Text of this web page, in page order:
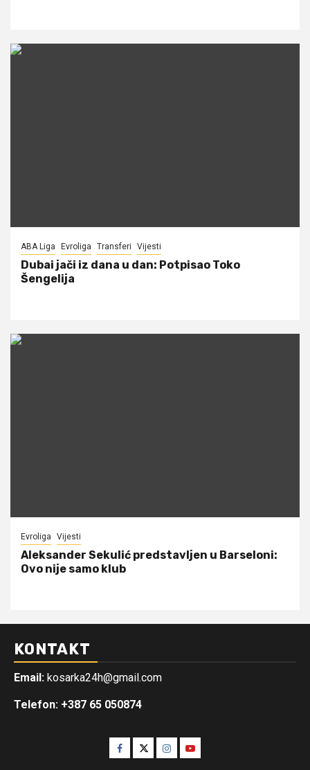
ABA Liga Evroliga Transferi Vijesti
Dubai jači iz dana u dan: Potpisao Toko
Šengelija
Evroliga Vijesti
Aleksander Sekulić predstavljen u Barseloni:
Ovo nije samo klub
KONTAKT
Email: kosarka24h@gmail.com
Telefon: +387 65 050874
Facebook
TwitterInstagram
Youtube